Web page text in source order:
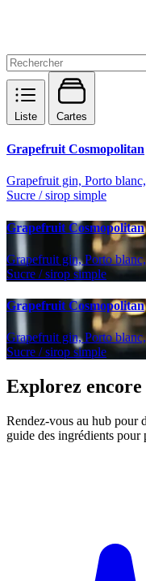
Liste Cartes
Grapefruit Cosmopolitan
Grapefruit gin, Porto
Sucre / sirop simple
Grapefruit Cosmopolitan
Grapefruit gin, Porto
Sucre / sirop simple
Grapefruit Cosmopolitan
Grapefruit gin, Porto
Sucre / sirop simple
Explorez
Rendez-vous au hub pour
guide des ingrédients pour